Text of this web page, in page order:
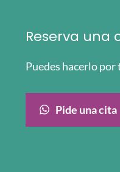
Reserva una
Puedes hacerlo
Pide una cita